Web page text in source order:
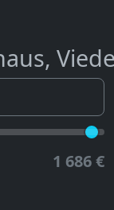
1 686 €